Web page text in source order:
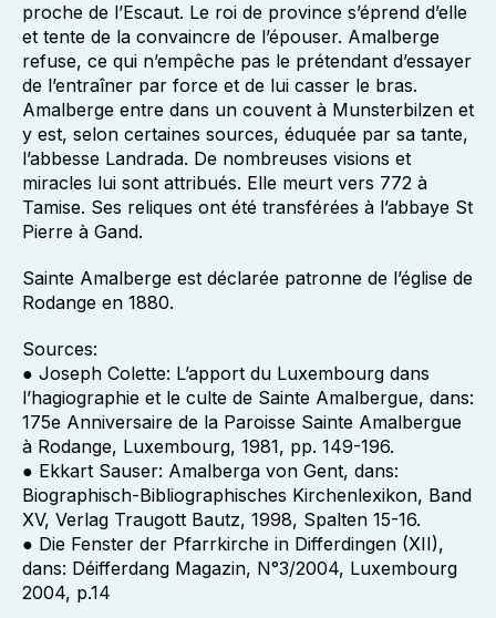
proche de l’Escaut. Le roi de province s’éprend d’elle
et tente de la convaincre de l’épouser. Amalberge
refuse, ce qui n’empêche pas le prétendant d’essayer
de l’entraîner par force et de lui casser le bras.
Amalberge entre dans un couvent à Munsterbilzen et
y est, selon certaines sources, éduquée par sa tante,
l’abbesse Landrada. De nombreuses visions et
miracles lui sont attribués. Elle meurt vers 772 à
Tamise. Ses reliques ont été transférées à l’abbaye St
Pierre à Gand.
Sainte Amalberge est déclarée patronne de l’église de
Rodange en 1880.
Sources:
● Joseph Colette: L’apport du Luxembourg dans
l’hagiographie et le culte de Sainte Amalbergue, dans:
175e Anniversaire de la Paroisse Sainte Amalbergue
à Rodange, Luxembourg, 1981, pp. 149-196.
● Ekkart Sauser: Amalberga von Gent, dans:
Biographisch-Bibliographisches Kirchenlexikon, Band
XV, Verlag Traugott Bautz, 1998, Spalten 15-16.
● Die Fenster der Pfarrkirche in Differdingen (XII),
dans: Déifferdang Magazin, N°3/2004, Luxembourg
2004, p.14